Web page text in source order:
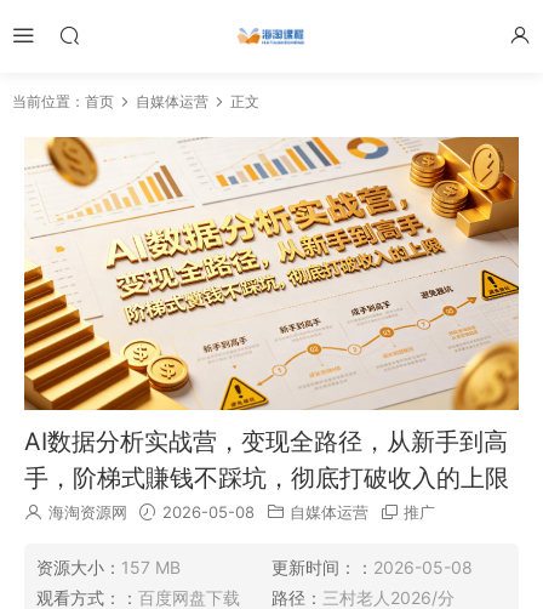
当前位置： 首页 自媒体运营 正文
AI数据分析实战营，变现全路径，从新手到高
手，阶梯式賺钱不踩坑，彻底打破收入的上限
海淘资源网 2026-05-08 自媒体运营 推广
资源大小： 157 MB 更新时间：： 2026-05-08
观看方式：： 百度网盘下载 路径： 三村老人2026/分